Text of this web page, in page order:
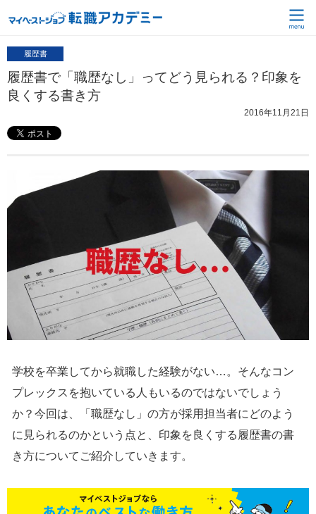
履歴書
履歴書で「職歴なし」ってどう見られる？印象を
良くする書き方
2016年11月21日
学校を卒業してから就職した経験がない…。そんなコン
プレックスを抱いている人もいるのではないでしょう
か？今回は、「職歴なし」の方が採用担当者にどのよう
に見られるのかという点と、印象を良くする履歴書の書
き方についてご紹介していきます。